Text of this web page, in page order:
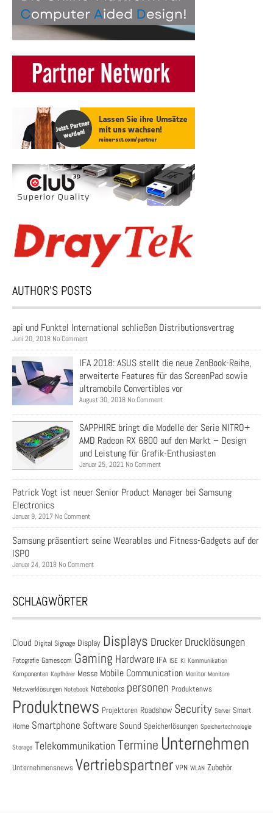
AUTHOR’S POSTS
api und Funktel International schließen Distributionsvertrag
Juni 20, 2018 No Comment
IFA 2018: ASUS stellt die neue ZenBook-Reihe,
erweiterte Features für das ScreenPad sowie
ultramobile Convertibles vor
August 30, 2018 No Comment
SAPPHIRE bringt die Modelle der Serie NITRO+
AMD Radeon RX 6800 auf den Markt – Design
und Leistung für Grafik-Enthusiasten
Januar 25, 2021 No Comment
Patrick Vogt ist neuer Senior Product Manager bei Samsung
Electronics
Januar 9, 2017 No Comment
Samsung präsentiert seine Wearables und Fitness-Gadgets auf der
ISPO
Januar 24, 2018 No Comment
SCHLAGWÖRTER
Cloud Digital Signage Display Displays Drucker Drucklösungen
Fotografie Gamescom Gaming Hardware IFA ISE KI Kommunikation
Komponenten Kopfhörer Messe Mobile Communication Monitor Monitore
Netzwerklösungen Notebook Notebooks personen Produktenws
Produktnews Projektoren Roadshow Security Server Smart
Home Smartphone Software Sound Speicherlösungen Speichertechnologie
Storage Telekommunikation Termine Unternehmen
Unternehmensnews Vertriebspartner VPN WLAN Zubehör